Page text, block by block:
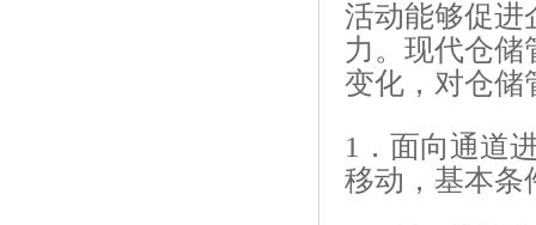
活动能够促进
力。现代仓储
变化，对仓储
1．面向通道
移动，基本条